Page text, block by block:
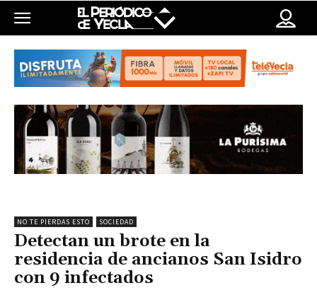
NO TE PIERDAS ESTO SOCIEDAD
Detectan un brote en la
residencia de ancianos San Isidro
con 9 infectados